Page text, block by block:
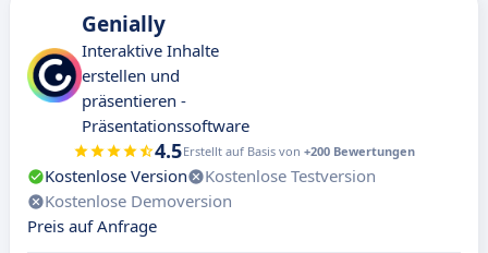
Genially
Interaktive Inhalte
erstellen und
präsentieren -
Präsentationssoftware
4.5Erstellt auf Basis von +200 Bewertungen
Kostenlose Version
Kostenlose Testversion
Kostenlose Demoversion
Preis auf Anfrage